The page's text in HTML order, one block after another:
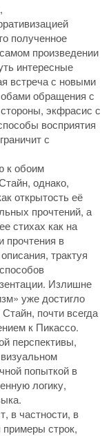
полученное
произведении
интересные
встреча с новыми
обращения с
экфрасис с
восприятия
с
к обоим
однако,
открытость её
прочтений, а
стихах как на
прочтения в
трактуя
Излишне
уже достигло
почти всегда
к Пикассо.
перспективы,
попыткой в
логику,
в частности, в
примеры строк,